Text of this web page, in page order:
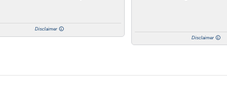
Disclaimer
Disclaimer